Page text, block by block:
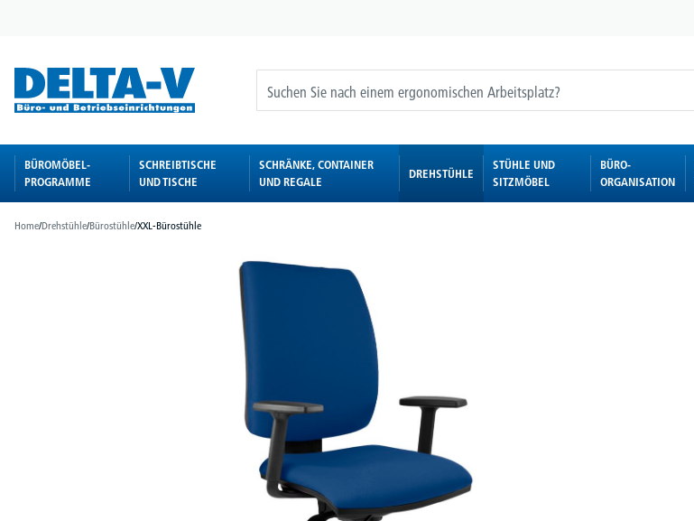
BÜROMÖBEL-
PROGRAMME
SCHREIBTISCHE
UND TISCHE
SCHRÄNKE, CONTAINER
UND REGALE
DREHSTÜHLE
STÜHLE UND
SITZMÖBEL
BÜRO-
ORGANISATION
Home/Drehstühle/Bürostühle/XXL-Bürostühle